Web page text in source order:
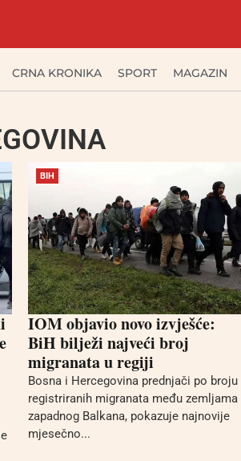
CRNA KRONIKA SPORT MAGAZIN
BIH
IOM objavio novo izvješće:
BiH bilježi najveći broj
migranata u regiji
Bosna i Hercegovina prednjači po broju
registriranih migranata među zemljama
zapadnog Balkana, pokazuje najnovije
mjesečno...